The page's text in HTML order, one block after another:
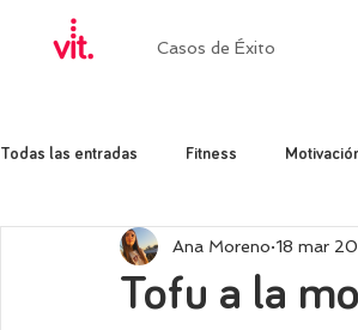
Casos de Éxito
Todas las entradas Fitness
Tofu a la
Ana Moreno 18 mar